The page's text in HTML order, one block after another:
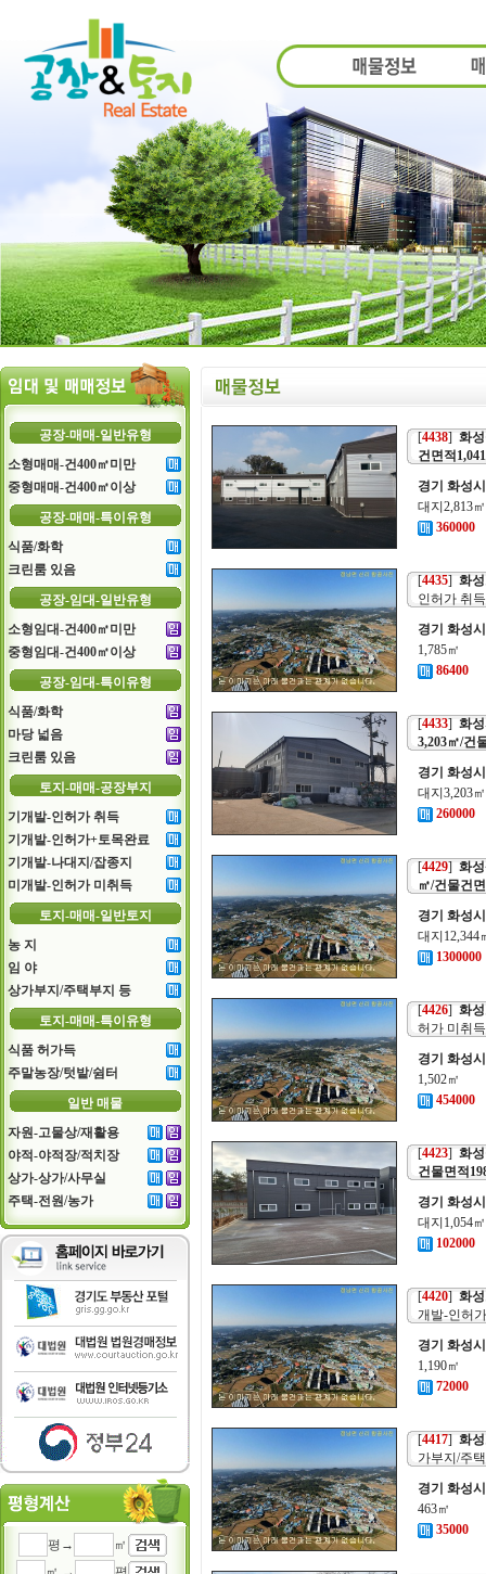
공장-매매-일반유형
소형매매-건400㎡미만
중형매매-건400㎡이상
공장-매매-특이유형
식품/화학
크린룸 있음
공장-임대-일반유형
소형임대-건400㎡미만
중형임대-건400㎡이상
공장-임대-특이유형
식품/화학
마당 넓음
크린룸 있음
토지-매매-공장부지
기개발-인허가 취득
기개발-인허가+토목완료
기개발-나대지/잡종지
미개발-인허가 미취득
토지-매매-일반토지
농 지
임 야
상가부지/주택부지 등
토지-매매-특이유형
식품 허가득
주말농장/텃밭/쉼터
일반 매물
자원-고물상/재활용
야적-야적장/적치장
상가-상가/사무실
주택-전원/농가
평→
㎡
[4438] 화
건면적
경기 화성
대지2,813
360000
[4435] 화
인허가 취
경기 화성
1,785㎡
86400
[4433] 화
3,203㎡/건
경기 화성
대지3,203
260000
[4429] 화
㎡/건물건
경기 화성
대지
1300000
[4426] 화
허가 미취
경기 화성
1,502㎡
454000
[4423] 화
건물면적
경기 화성
대지1,054
102000
[4420] 화
개발-인허
경기 화성
1,190㎡
72000
[4417] 화
가부지/주
경기 화성
463㎡
35000